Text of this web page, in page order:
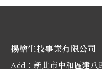
揚繪生技事業有限公司
Add：新北市中和區建八